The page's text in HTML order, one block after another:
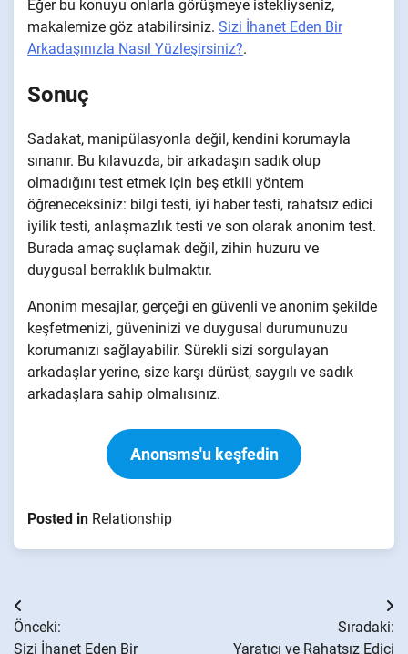
Eğer bu konuyu onlarla görüşmeye istekliyseniz,
makalemize göz atabilirsiniz. Sizi İhanet Eden Bir
Arkadaşınızla Nasıl Yüzleşirsiniz?.
Sonuç
Sadakat, manipülasyonla değil, kendini korumayla
sınanır. Bu kılavuzda, bir arkadaşın sadık olup
olmadığını test etmek için beş etkili yöntem
öğreneceksiniz: bilgi testi, iyi haber testi, rahatsız edici
iyilik testi, anlaşmazlık testi ve son olarak anonim test.
Burada amaç suçlamak değil, zihin huzuru ve
duygusal berraklık bulmaktır.
Anonim mesajlar, gerçeği en güvenli ve anonim şekilde
keşfetmenizi, güveninizi ve duygusal durumunuzu
korumanızı sağlayabilir. Sürekli sizi sorgulayan
arkadaşlar yerine, size karşı dürüst, saygılı ve sadık
arkadaşlara sahip olmalısınız.
Anonsms'u keşfedin
Posted in Relationship
Yazı
gezinmesi
Önceki:
Sizi İhanet Eden Bir
Sıradaki:
Yaratıcı ve Rahatsız Edici